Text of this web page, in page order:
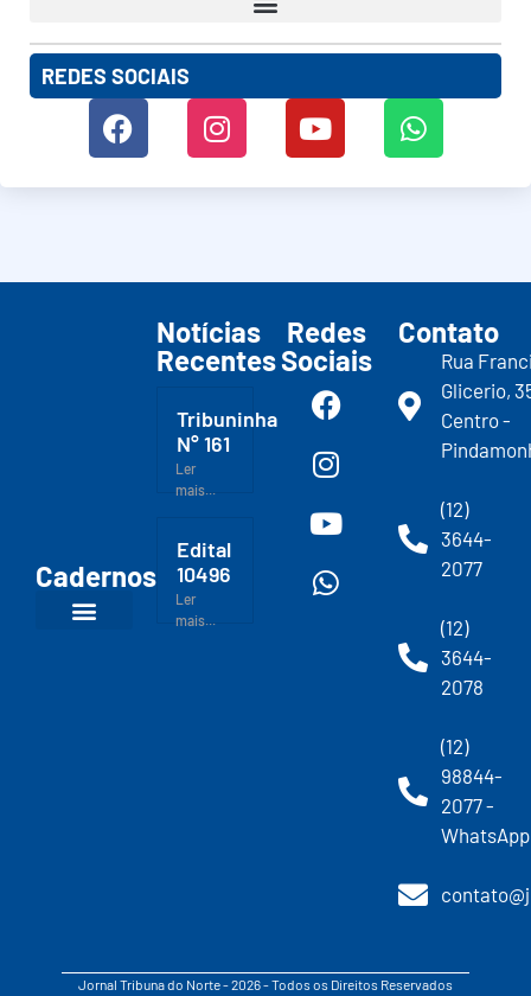
REDES SOCIAIS
Cadernos
Notícias
Recentes
Tribuninha
N° 161
Ler
mais...
Edital
10496
Ler
mais...
Redes
Sociais
Contato
Rua
Glicerio,
Centro -
(12)
3644-
2077
(12)
3644-
2078
(12)
98844-
2077 -
WhatsApp
Jornal Tribuna do Norte - 2026 - Todos os Direitos Reservados